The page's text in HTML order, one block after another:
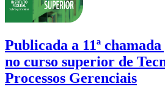
Publicada a 11ª
no curso superior de
Processos Gerenciais